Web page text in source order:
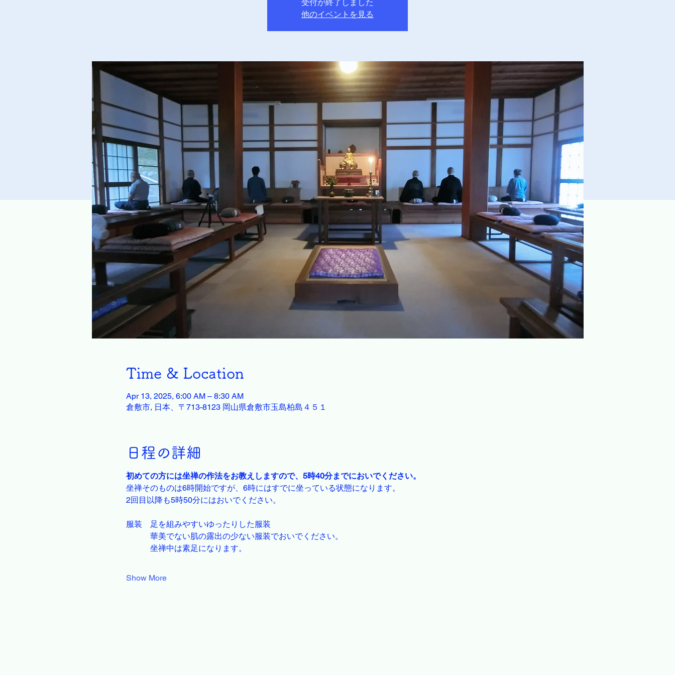
受付が終了しました
他のイベントを見る
Time & Location
Apr 13, 2025, 6:00 AM – 8:30 AM
倉敷市, 日本、〒713-8123 岡山県倉敷市玉島柏島４５１
日程の詳細
初めての方には坐禅の作法をお教えしますので、5時40分までにおいでください。
坐禅そのものは6時開始ですが、6時にはすでに坐っている状態になります。
2回目以降も5時50分にはおいでください。
服装　足を組みやすいゆったりした服装
華美でない肌の露出の少ない服装でおいでください。
坐禅中は素足になります。
Show More